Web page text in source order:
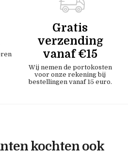
Gratis
verzending
vanaf €15
Wij nemen de portokosten
voor onze rekening bij
bestellingen vanaf 15 euro.
kochten ook